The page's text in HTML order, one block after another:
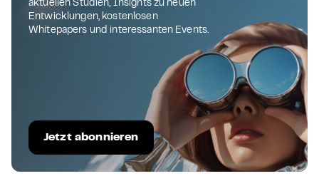
aktuellen Studien, Insights zu neuen
Entwicklungen, kostenlosen
Whitepapers und interessanten Events.
Jetzt abonnieren